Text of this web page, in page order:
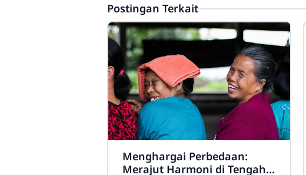
Postingan Terkait
Menghargai Perbedaan:
Merajut Harmoni di Tengah